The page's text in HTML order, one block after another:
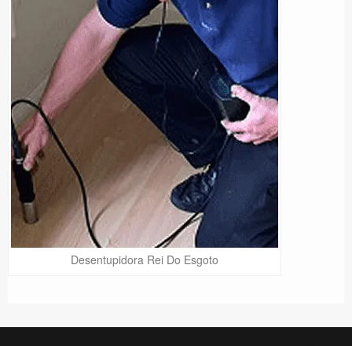
Desentupidora Rei Do EsgotoPrecisa de Ajuda?